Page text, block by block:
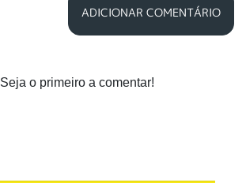
ADICIONAR COMENTÁRIO
Seja o primeiro a comentar!